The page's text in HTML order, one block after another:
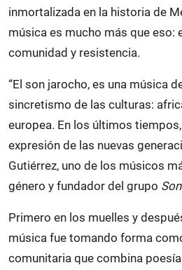
inmortalizada en la historia de
música es mucho más que eso:
comunidad y resistencia.
“El son jarocho, es una música
sincretismo de las culturas:
europea. En los últimos
expresión de las nuevas
Gutiérrez, uno de los músicos
género y fundador del grupo
Primero en los muelles y
música fue tomando forma
comunitaria que combina